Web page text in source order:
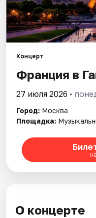
Спорт
События
Города
Площадки
Артисты
Рейтинги
Концерт
Франция в
27 июля 2026 •
Город: Москва
Площадка:
О концерте